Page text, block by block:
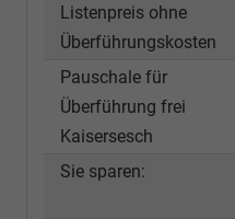
Listenpreis ohne
Überführungskosten
Pauschale für
Überführung frei
Kaisersesch
Sie sparen: